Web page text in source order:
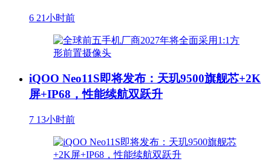
6 21小时前
iQOO Neo11S即将发布：天玑9500旗舰芯+2K
屏+IP68，性能续航双跃升
7 13小时前